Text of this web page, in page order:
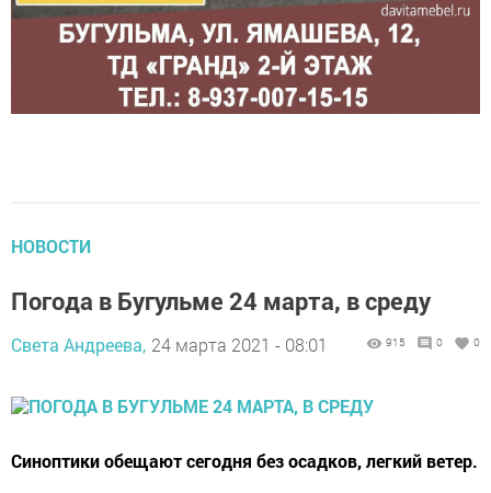
НОВОСТИ
Погода в Бугульме 24 марта, в среду
Света Андреева, 24 марта 2021 - 08:01 915 0 0
Синоптики обещают сегодня без осадков, легкий ветер.